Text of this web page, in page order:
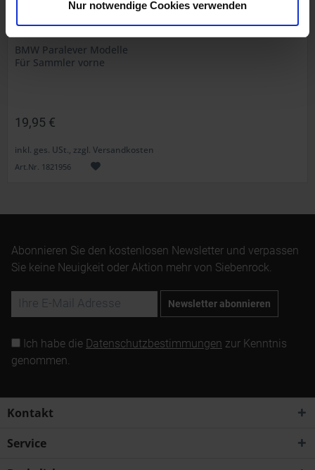
Nur notwendige Cookies verwenden
BMW Paralever Modelle
Für Sammler vorne
19,95 €
inkl. ges. USt., zzgl. Versandkosten
Art.Nr. 1821956
Abonnieren Sie den kostenlosen Newsletter und verpassen
Sie keine Neuigkeit oder Aktion mehr von Siebenrock.
Newsletter abonnieren
Ich habe die Datenschutzbestimmungen zur Kenntnis
genommen.
Kontakt
Service